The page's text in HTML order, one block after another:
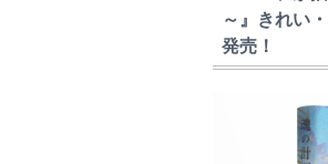
～』きれい
発売！